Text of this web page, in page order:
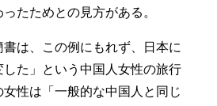
たためとの見方がある。
は、この例にもれず、日本に
た」という中国人女性の旅行
性は「一般的な中国人と同じ